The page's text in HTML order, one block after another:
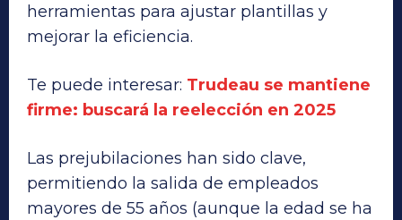
herramientas para ajustar plantillas y
mejorar la eficiencia.
Te puede interesar: Trudeau se mantiene
firme: buscará la reelección en 2025
Las prejubilaciones han sido clave,
permitiendo la salida de empleados
mayores de 55 años (aunque la edad se ha